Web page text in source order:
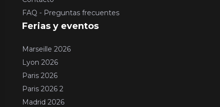
FAQ - Preguntas frecuentes
Ferias y eventos
Marseille 2026
Lyon 2026
Paris 2026
Paris 2026 2
Madrid 2026